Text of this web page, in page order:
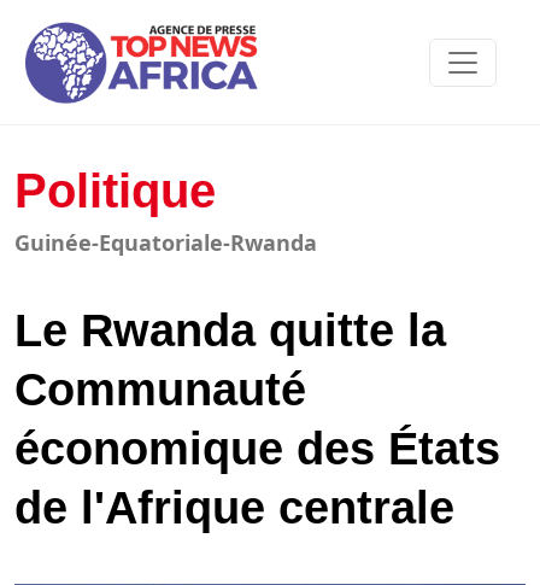
Politique
Guinée-Equatoriale-Rwanda
Le Rwanda quitte la
Communauté
économique des États
de l'Afrique centrale